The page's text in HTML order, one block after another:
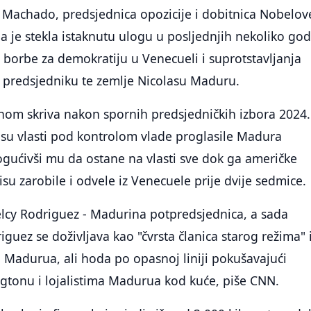
predsjednica opozicije i dobitnica
je stekla istaknutu ulogu u posljednjih nekoliko
za demokratiju u Venecueli i suprotstavljanja
te zemlje Nicolasu Maduru.
skriva nakon spornih predsjedničkih izbora 2024.
vlasti pod kontrolom vlade proglasile Madura
mu da ostane na vlasti sve dok ga američke
zarobile i odvele iz Venecuele prije dvije sedmice.
Rodriguez - Madurina potpredsjednica, a sada
se doživljava kao "čvrsta članica starog režima"
Madurua, ali hoda po opasnoj liniji pokušavajući
i lojalistima Madurua kod kuće, piše CNN.